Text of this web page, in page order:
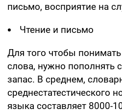
письмо, восприятие на
Чтение и письмо
Для того чтобы
слова, нужно пополнять
запас. В среднем,
среднестатестического
языка составляет 8000-